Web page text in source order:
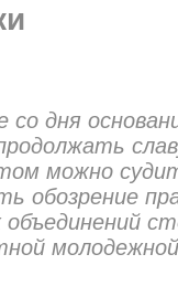
дня
можно
обозрение
объединений